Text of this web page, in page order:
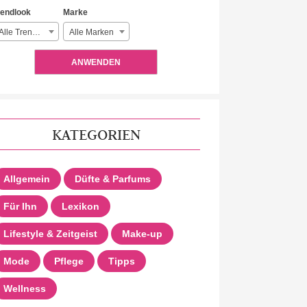
Alle Trendlooks
Marke
Alle Marken
ANWENDEN
KATEGORIEN
Allgemein Düfte & Parfums
Für Ihn Lexikon
Lifestyle & Zeitgeist Make-up
Mode Pflege Tipps
Wellness